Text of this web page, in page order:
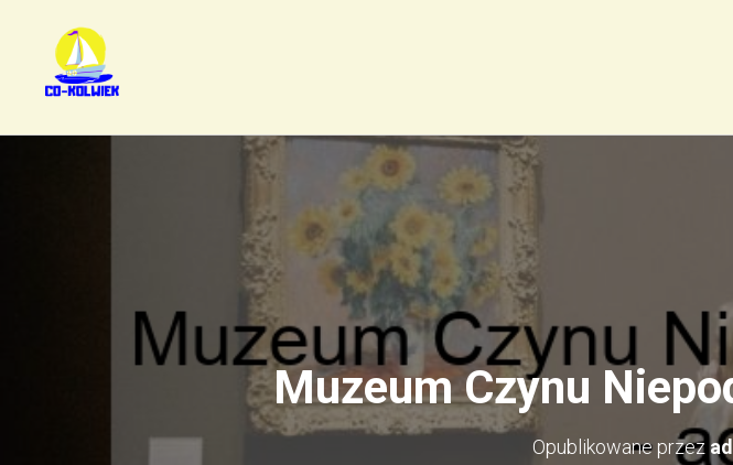
Muzeum Czynu
Opublikowane przez